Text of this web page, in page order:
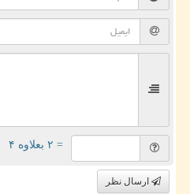
= ۲ بعلاوه ۴
ارسال نظر